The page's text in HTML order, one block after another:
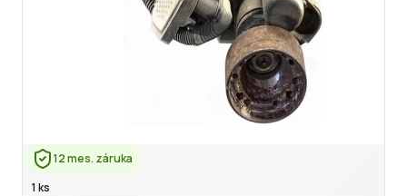
12 mes. záruka
1 ks